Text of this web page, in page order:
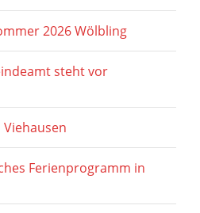
2026 Wölbling
steht vor
Ferienprogramm in